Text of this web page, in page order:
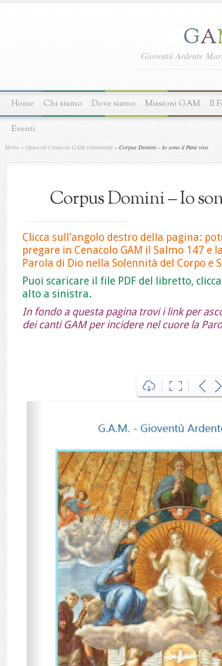
Gioventù Ardente
Home Chi siamo Dove siamo Missioni GAM Il
Eventi
Home » Opuscoli Cenacolo GAM settimanale »Corpus Domini – Io sono il Pane vivo
Corpus Domini – Io
Clicca sull’angolo destro della pagina:
pregare in Cenacolo GAM il Salmo 147 e
Parola di Dio nella Solennità del Corpo e
Puoi scaricare il file PDF del libretto,
alto a sinistra.
In fondo a questa pagina trovi i link per
dei canti GAM per incidere nel cuore la